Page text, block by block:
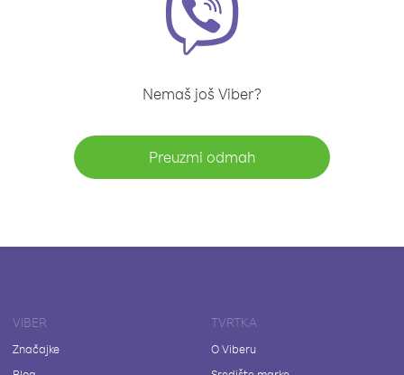
Nemaš još Viber?
Preuzmi odmah
VIBER
Značajke
TVRTKA
O Viberu